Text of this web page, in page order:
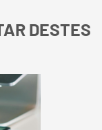
DESTES